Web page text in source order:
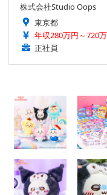
株式会社Studio Oops
東京都
年収280万円～720
正社員